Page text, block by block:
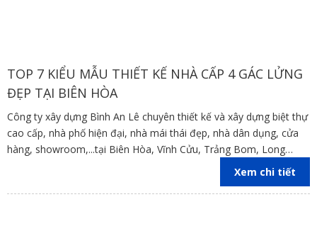
TOP 7 KIỂU MẪU THIẾT KẾ NHÀ CẤP 4 GÁC LỬNG
ĐẸP TẠI BIÊN HÒA
Công ty xây dựng Bình An Lê chuyên thiết kế và xây dựng biệt thự
cao cấp, nhà phố hiện đại, nhà mái thái đẹp, nhà dân dụng, cửa
hàng, showroom,...tại Biên Hòa, Vĩnh Cửu, Trảng Bom, Long
Thành,Nhơn Trạch , Định Quán, Cẩm Mỹ, Tân Phú, Xuân Lộc ,
Xem chi tiết